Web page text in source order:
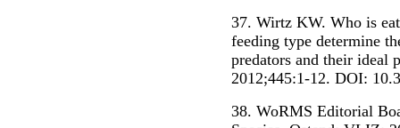
37. Wirtz KW. Who is
feeding type determine
predators and their ideal
2012;445:1-12. DOI:
38. WoRMS Editorial